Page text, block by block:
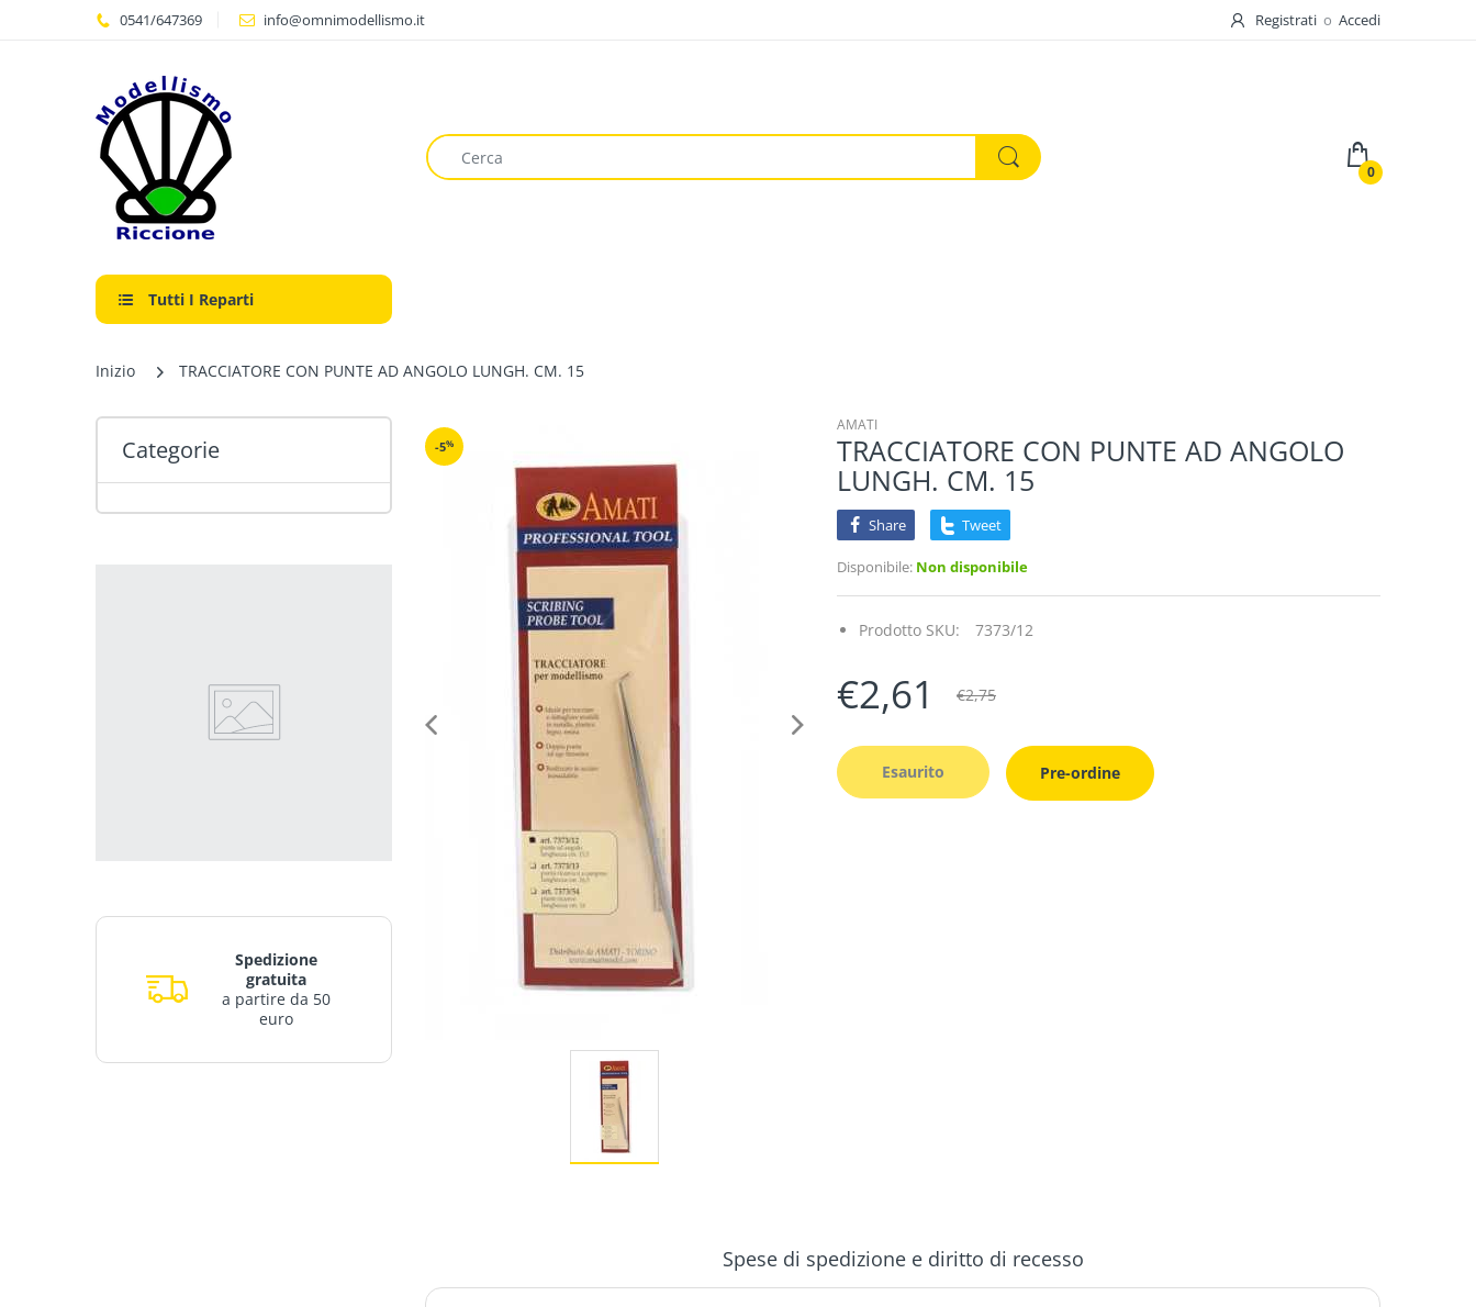
0541/647369 info@omnimodellismo.it Registrati o Accedi
0
Tutti I Reparti
Inizio TRACCIATORE CON PUNTE AD ANGOLO LUNGH. CM. 15
Categorie
Spedizione
gratuita
a partire da 50
euro
-5%
AMATI
TRACCIATORE CON PUNTE AD ANGOLO
LUNGH. CM. 15
Share Tweet
Disponibile: Non disponibile
Prodotto SKU: 7373/12
€2,61 €2,75
Esaurito Pre-ordine
Spese di spedizione e diritto di recesso